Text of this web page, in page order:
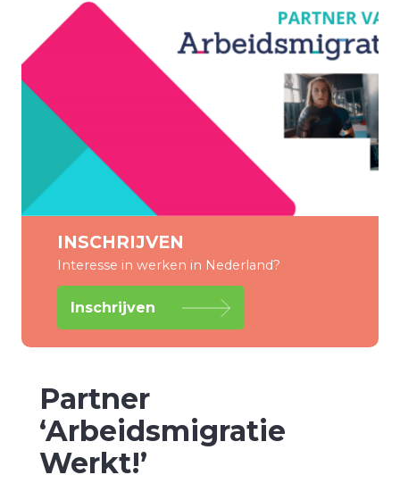
INSCHRIJVEN
Interesse in werken in Nederland?
Inschrijven
Partner
‘Arbeidsmigratie
Werkt!’